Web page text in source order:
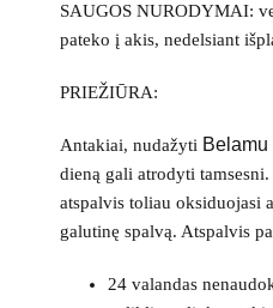
SAUGOS NURODYMAI:
pateko į akis, nedelsiant
PRIEŽIŪRA:
Antakiai, nudažyti
dieną gali atrodyti
atspalvis toliau oksiduojasi
galutinę spalvą. Atspalvis
24 valandas